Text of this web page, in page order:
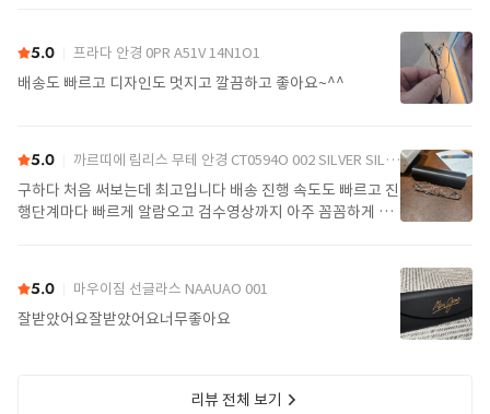
5.0 프라다 안경 0PR A51V 14N1O1
배송도 빠르고 디자인도 멋지고 깔끔하고 좋아요~^^
5.0 까르띠에 림리스 무테 안경 CT0594O 002 SILVER SILVER TRANSPARENT
구하다 처음 써보는데 최고입니다 배송 진행 속도도 빠르고 진
행단계마다 빠르게 알람오고 검수영상까지 아주 꼼꼼하게 찍
5.0 마우이짐 선글라스 NAAUAO 001
잘받았어요잘받았어요너무좋아요
리뷰 전체 보기